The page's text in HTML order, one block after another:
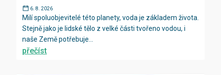
6. 8. 2026
Milí spoluobjevitelé této planety, voda je základem života.
Stejně jako je lidské tělo z velké části tvořeno vodou, i
naše Země potřebuje...
přečíst